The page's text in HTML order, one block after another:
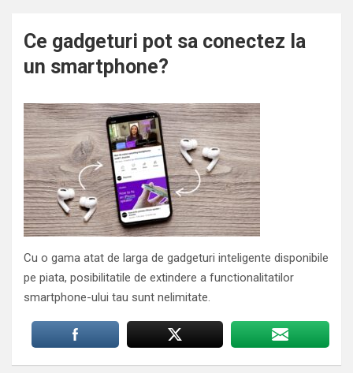
Ce gadgeturi pot sa conectez la
un smartphone?
Cu o gama atat de larga de gadgeturi inteligente disponibile
pe piata, posibilitatile de extindere a functionalitatilor
smartphone-ului tau sunt nelimitate.